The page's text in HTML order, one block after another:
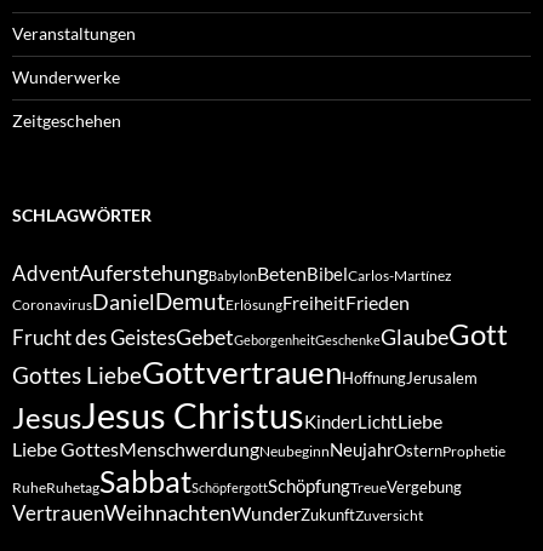
Veranstaltungen
Wunderwerke
Zeitgeschehen
SCHLAGWÖRTER
AdventAuferstehungBabylonBetenBibelCarlos-Martínez
CoronavirusDanielDemutErlösungFreiheitFrieden
Frucht des GeistesGebetGeborgenheitGeschenkeGlaubeGott
Gottes LiebeGottvertrauenHoffnungJerusalem
JesusJesus ChristusKinderLichtLiebe
Liebe GottesMenschwerdungNeubeginnNeujahrOsternProphetie
RuheRuhetagSabbatSchöpfergottSchöpfungTreueVergebung
VertrauenWeihnachtenWunderZukunftZuversicht